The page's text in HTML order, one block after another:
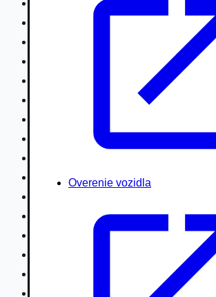
Overenie vozidla
Nákladné vozidlá nad 7,5t
Vodné/Snežné skútre, štvorkolky
Poľnohospodárske vozidlá / stroje
Hydraulické ruky autožeriavy
Špeciály/nosiče kontajnerov
Návesy/prívesy nadstavby
Lode/člny, lietadlá/vznášadlá